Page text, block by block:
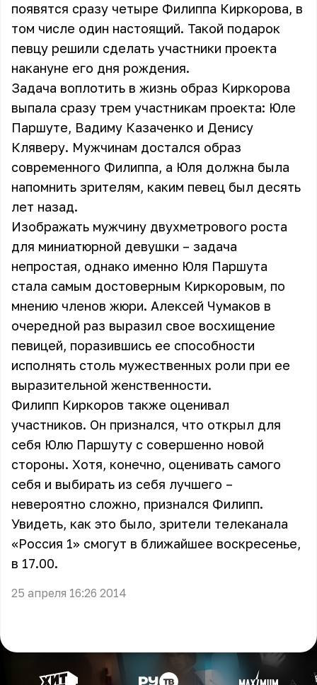
появятся сразу четыре Филиппа Киркорова, в
том числе один настоящий. Такой подарок
певцу решили сделать участники проекта
накануне его дня рождения.
Задача воплотить в жизнь образ Киркорова
выпала сразу трем участникам проекта: Юле
Паршуте, Вадиму Казаченко и Денису
Кляверу. Мужчинам достался образ
современного Филиппа, а Юля должна была
напомнить зрителям, каким певец был десять
лет назад.
Изображать мужчину двухметрового роста
для миниатюрной девушки – задача
непростая, однако именно Юля Паршута
стала самым достоверным Киркоровым, по
мнению членов жюри. Алексей Чумаков в
очередной раз выразил свое восхищение
певицей, поразившись ее способности
исполнять столь мужественных роли при ее
выразительной женственности.
Филипп Киркоров также оценивал
участников. Он признался, что открыл для
себя Юлю Паршуту с совершенно новой
стороны. Хотя, конечно, оценивать самого
себя и выбирать из себя лучшего –
невероятно сложно, признался Филипп.
Увидеть, как это было, зрители телеканала
«Россия 1» смогут в ближайшее воскресенье,
в 17.00.
25 апреля 16:26 2014